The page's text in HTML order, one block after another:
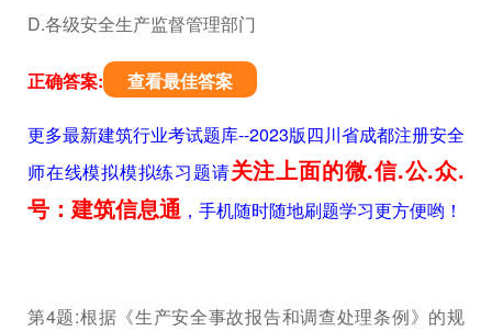
D.各级安全生产监督管理部门
正确答案: 查看最佳答案
更多最新建筑行业考试题库--2023版四川省成都注册安全
师在线模拟模拟练习题请关注上面的微.信.公.众.
号：建筑信息通，手机随时随地刷题学习更方便哟！
第4题:根据《生产安全事故报告和调查处理条例》的规